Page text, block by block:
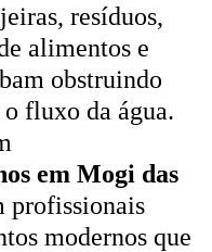
resíduos,
alimentos e
obstruindo
fluxo da água.
em Mogi das
profissionais
modernos que